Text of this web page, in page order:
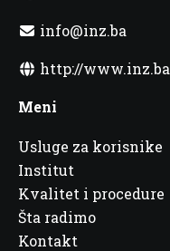
info@inz.ba
http://www.inz.ba
Meni
Usluge za korisnike
Institut
Kvalitet i procedure
Šta radimo
Kontakt